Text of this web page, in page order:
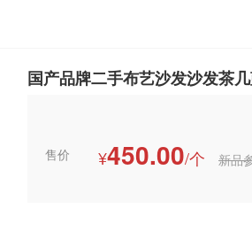
国产品牌二手布艺沙发沙发茶
售价 ¥450.00/个 新品